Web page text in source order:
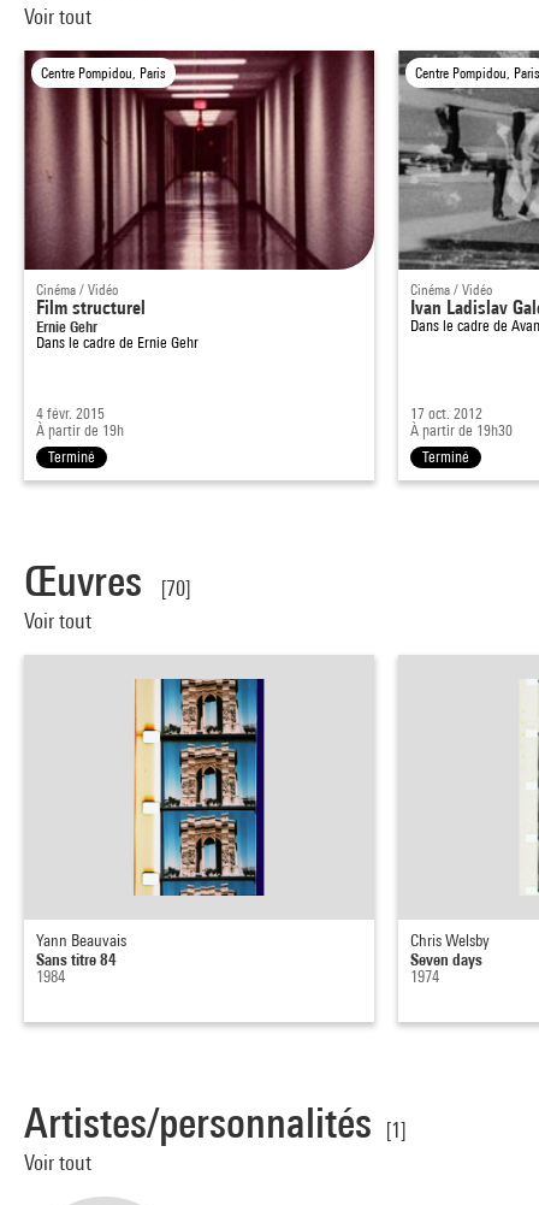
Voir tout
Centre Pompidou, Paris
Cinéma / Vidéo
Film structurel
Ernie Gehr
Dans le cadre de Ernie Gehr
4 févr. 2015
À partir de 19h
Terminé
Centre Pompidou,
Cinéma / Vidéo
Ivan Ladislav
Dans le cadre de
17 oct. 2012
À partir de 19h30
Terminé
Œuvres
[70]
Voir tout
Yann Beauvais
Sans titre 84
1984
Chris Welsby
Seven days
1974
Artistes/personnalités
[1]
Voir tout